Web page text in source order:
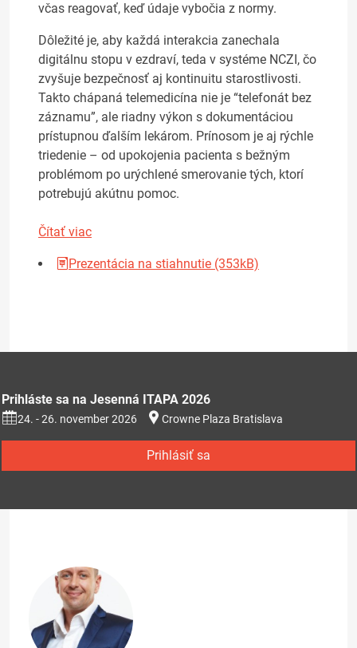
včas reagovať, keď údaje vybočia z normy.
Dôležité je, aby každá interakcia zanechala
digitálnu stopu v ezdraví, teda v systéme NCZI, čo
zvyšuje bezpečnosť aj kontinuitu starostlivosti.
Takto chápaná telemedicína nie je “telefonát bez
záznamu”, ale riadny výkon s dokumentáciou
prístupnou ďalším lekárom. Prínosom je aj rýchle
triedenie – od upokojenia pacienta s bežným
problémom po urýchlené smerovanie tých, ktorí
potrebujú akútnu pomoc.
Čítať viac
Prezentácia na stiahnutie (353kB)
Prihláste sa na Jesenná ITAPA 2026
24. - 26. november 2026 Crowne Plaza Bratislava
Prihlásiť sa